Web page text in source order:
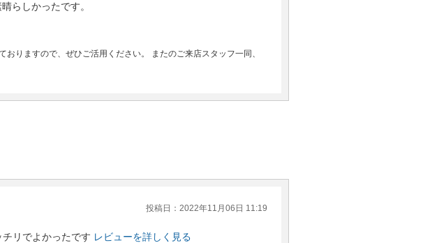
らしかったです。
りますので、ぜひご活用ください。 またのご来店スタッフ一同、
投稿日：2022年11月06日 11:19
リでよかったです レビューを詳しく見る